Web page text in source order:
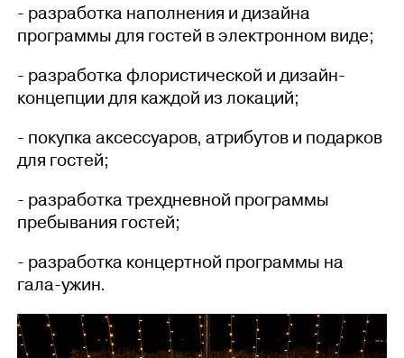
- разработка наполнения и дизайна
программы для гостей в электронном виде;
- разработка флористической и дизайн-
концепции для каждой из локаций;
- покупка аксессуаров, атрибутов и подарков
для гостей;
- разработка трехдневной программы
пребывания гостей;
- разработка концертной программы на
гала-ужин.